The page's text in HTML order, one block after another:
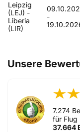
Leipzig
(LEJ) -
Liberia
(LIR)
-
Unsere
7.274
für Flug
37.664